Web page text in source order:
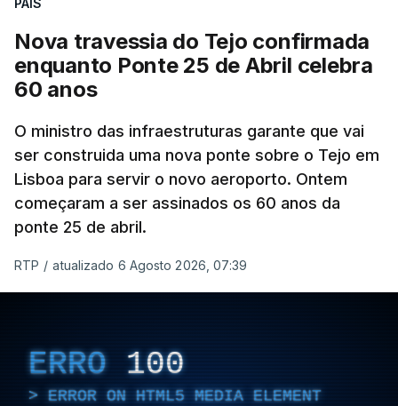
PAÍS
Nova travessia do Tejo confirmada
enquanto Ponte 25 de Abril celebra
60 anos
O ministro das infraestruturas garante que vai
ser construida uma nova ponte sobre o Tejo em
Lisboa para servir o novo aeroporto. Ontem
começaram a ser assinados os 60 anos da
ponte 25 de abril.
RTP / atualizado 6 Agosto 2026, 07:39
ERRO 100
ERROR ON HTML5 MEDIA ELEMENT